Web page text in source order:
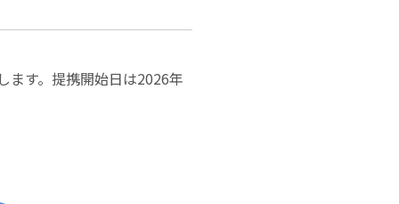
ます。提携開始⽇は2026年